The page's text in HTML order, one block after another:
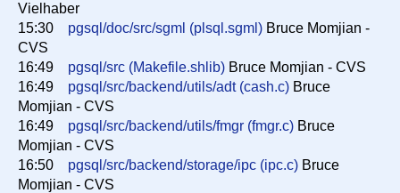
Искать
Vielhaber
15:30
pgsql/doc/src/sgml (plsql.sgml) Bruce Momjian -
CVS
16:49
pgsql/src (Makefile.shlib) Bruce Momjian - CVS
16:49
pgsql/src/backend/utils/adt (cash.c) Bruce
Momjian - CVS
16:49
pgsql/src/backend/utils/fmgr (fmgr.c) Bruce
Momjian - CVS
16:50
pgsql/src/backend/storage/ipc (ipc.c) Bruce
Momjian - CVS